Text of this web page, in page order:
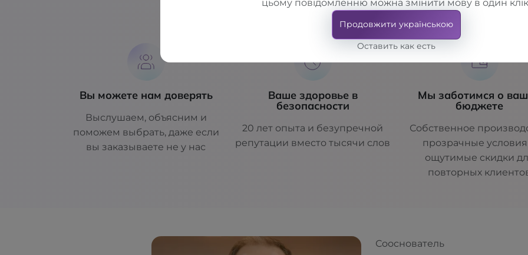
Без скучных банальностей и придуманных
Вы можете нам доверять
Выслушаем, объясним и
поможем выбрать, даже если
вы заказываете не у нас
Ваше здоровье в
безопасности
20 лет опыта и безупречной
репутации вместо тысячи слов
Мы заботимся о
бюджете
Собственное
прозрачные
ощутимые скидки
повторных
Сооснователь
цьому повідомленню можна змінити мову в один
Продовжити українською
Оставить как есть